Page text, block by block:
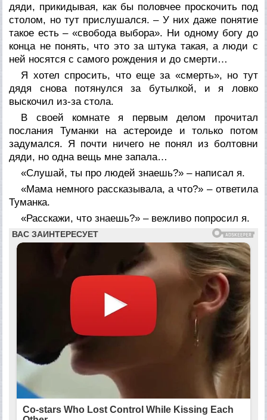
дяди, прикидывая, как бы половчее проскочить под
столом, но тут прислушался. – У них даже понятие
такое есть – «свобода выбора». Ни одному богу до
конца не понять, что это за штука такая, а люди с
ней носятся с самого рождения и до смерти…
Я хотел спросить, что еще за «смерть», но тут
дядя снова потянулся за бутылкой, и я ловко
выскочил из-за стола.
В своей комнате я первым делом прочитал
послания Туманки на астероиде и только потом
задумался. Я почти ничего не понял из болтовни
дяди, но одна вещь мне запала…
«Слушай, ты про людей знаешь?» – написал я.
«Мама немного рассказывала, а что?» – ответила
Туманка.
«Расскажи, что знаешь?» – вежливо попросил я.